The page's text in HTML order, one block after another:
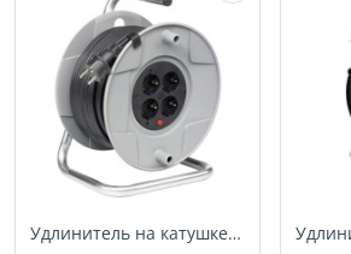
Удлинитель на катушке 40 м Brennenstuhl AK260 (1098068001)